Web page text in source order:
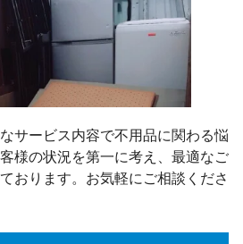
サービス内容で不用品に関わる悩
様の状況を第一に考え、最適なご
おります。お気軽にご相談くださ